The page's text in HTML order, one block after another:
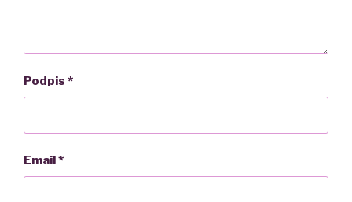
Podpis *
Email*